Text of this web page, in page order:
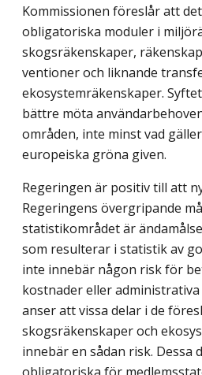
Kommissionen föreslår att
obligatoriska moduler i
skogsräkenskaper,
ventioner och liknande
ekosystemräkenskaper.
bättre möta
områden, inte minst vad
europeiska gröna given.
Regeringen är positiv till att
Regeringens övergripande
statistikområdet är
som resul­terar i statistik av
inte innebär någon risk för
kostnader eller
anser att vissa delar i de
skogsräkenskaper och
innebär en sådan risk. Dessa